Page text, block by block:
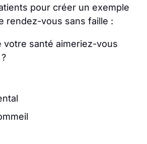
pour créer un exemple
rendez-vous sans faille :
votre santé aimeriez-vous